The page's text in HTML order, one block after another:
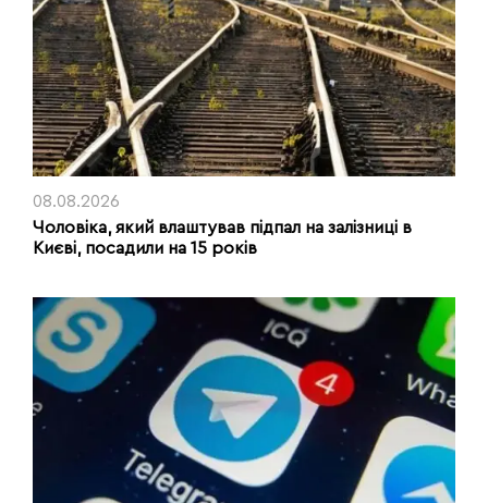
08.08.2026
Чоловіка, який влаштував підпал на залізниці в
Києві, посадили на 15 років